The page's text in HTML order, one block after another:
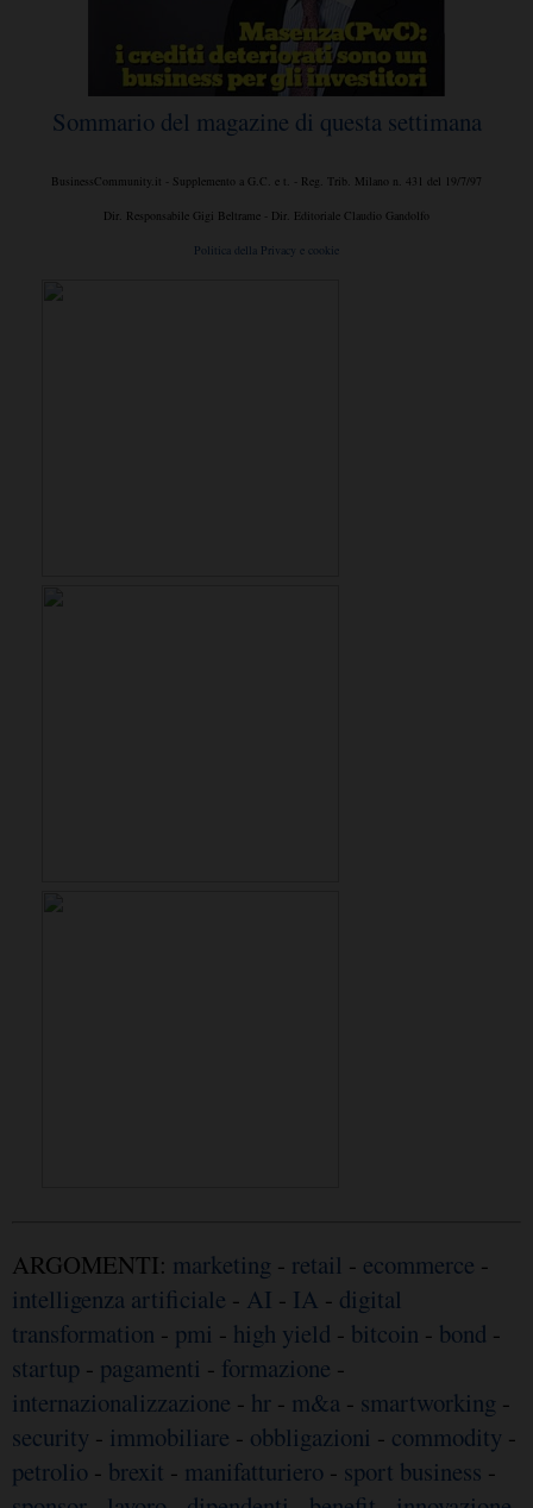
Sommario del magazine di questa settimana
BusinessCommunity.it - Supplemento a G.C. e t. - Reg. Trib. Milano n. 431 del 19/7/97
Dir. Responsabile Gigi Beltrame - Dir. Editoriale Claudio Gandolfo
Politica della Privacy e cookie
ARGOMENTI: marketing - retail - ecommerce -
intelligenza artificiale - AI - IA - digital
transformation - pmi - high yield - bitcoin - bond -
startup - pagamenti - formazione -
internazionalizzazione - hr - m&a - smartworking -
security - immobiliare - obbligazioni - commodity -
petrolio - brexit - manifatturiero - sport business -